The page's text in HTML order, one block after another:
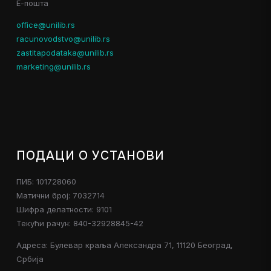
210-060
ЦИССП,
70-483,
300-208,
400-201,
300-320,
100-105
,
700-037,
352-001,
70-532,
642-997
Е-пошта
office@unilib.rs
racunovodstvo@unilib.rs
zastitapodataka@unilib.rs
marketing@unilib.rs
ПОДАЦИ О УСТАНОВИ
ПИБ: 101728060
Матични број: 7032714
Шифра делатности: 9101
Текући рачун: 840-32928845-42
Адреса: Булевар краља Александра 71, 11120 Београд,
Србија